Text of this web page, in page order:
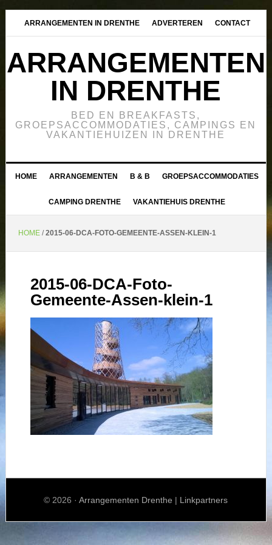
ARRANGEMENTEN IN DRENTHE ADVERTEREN CONTACT
ARRANGEMENTEN
IN DRENTHE
BED EN BREAKFASTS,
GROEPSACCOMMODATIES, CAMPINGS EN
VAKANTIEHUIZEN IN DRENTHE
HOME ARRANGEMENTEN B & B GROEPSACCOMMODATIES
CAMPING DRENTHE VAKANTIEHUIS DRENTHE
HOME/2015-06-DCA-FOTO-GEMEENTE-ASSEN-KLEIN-1
2015-06-DCA-Foto-
Gemeente-Assen-klein-1
© 2026 ·Arrangementen Drenthe | Linkpartners